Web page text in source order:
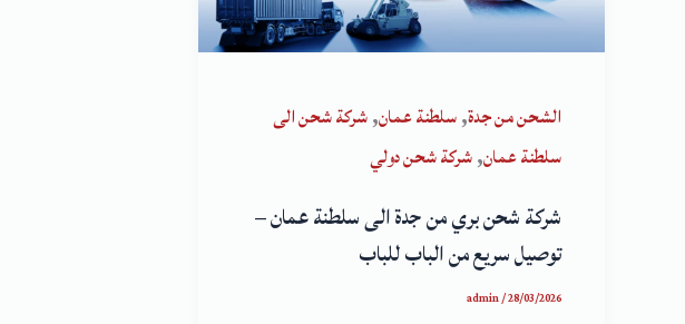
الشحن من جدة,سلطنة عمان,شركة شحن الى
سلطنة عمان,شركة شحن دولي
شركة شحن بري من جدة الى سلطنة عمان –
توصيل سريع من الباب للباب
admin/28/03/2026